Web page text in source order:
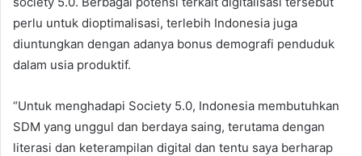
perlu untuk dioptimalisasi, terlebih Indonesia juga
diuntungkan dengan adanya bonus demografi penduduk
dalam usia produktif.
“Untuk menghadapi Society 5.0, Indonesia membutuhkan
SDM yang unggul dan berdaya saing, terutama dengan
literasi dan keterampilan digital dan tentu saya berharap